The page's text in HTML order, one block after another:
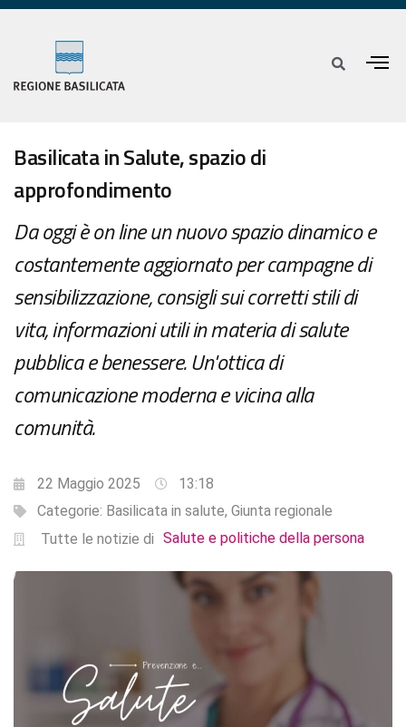
Basilicata in Salute, spazio di
approfondimento
Da oggi è on line un nuovo spazio dinamico e
costantemente aggiornato per campagne di
sensibilizzazione, consigli sui corretti stili di
vita, informazioni utili in materia di salute
pubblica e benessere. Un'ottica di
comunicazione moderna e vicina alla
comunità.
22 Maggio 2025
13:18
Categorie: Basilicata in salute, Giunta regionale
Tutte le notizie di Salute e politiche della persona